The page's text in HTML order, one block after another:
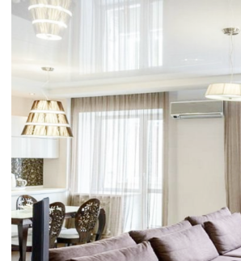
Läikiva faktuuriga pinglaed peegeldavad
valgust, visuaalselt suurendades ruumi ja
muutes selle heledamaks ning avaramaks